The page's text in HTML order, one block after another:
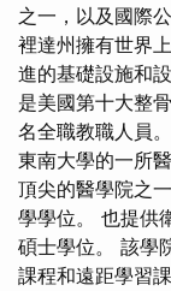
之一，以及國際
裡達州擁有世界
進的基礎設施和
是美國第十大整
名全職教職人員
東南大學的一所
頂尖的醫學院之
學學位。 也提供
碩士學位。 該學
課程和遠距學習